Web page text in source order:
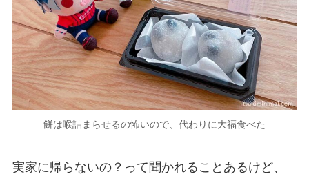
餅は喉詰まらせるの怖いので、代わりに大福食べた
実家に帰らないの？って聞かれることあるけど、